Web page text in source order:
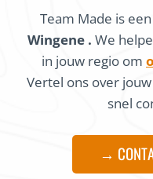
Team Made is
Wingene . We
in jouw regio om
Vertel ons over
snel
→